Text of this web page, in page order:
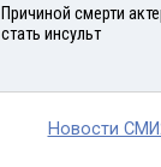
Причиной смерти
стать инсульт
Новости